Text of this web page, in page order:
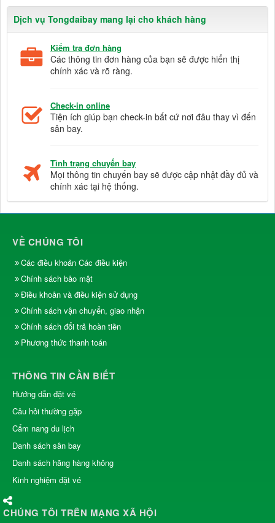
Dịch vụ Tongdaibay mang lại cho khách hàng
Kiểm tra đơn hàng
Các thông tin đơn hàng của bạn sẽ được hiển thị
chính xác và rõ ràng.
Check-in online
Tiện ích giúp bạn check-in bất cứ nơi đâu thay vì đến
sân bay.
Tình trạng chuyến bay
Mọi thông tin chuyến bay sẽ được cập nhật đầy đủ và
chính xác tại hệ thống.
VỀ CHÚNG TÔI
Các điều khoản Các điều kiện
Chính sách bảo mật
Điều khoản và điều kiện sử dụng
Chính sách vận chuyển, giao nhận
Chính sách đổi trả hoàn tiền
Phương thức thanh toán
THÔNG TIN CẦN BIẾT
Hướng dẫn đặt vé
Câu hỏi thường gặp
Cẩm nang du lịch
Danh sách sân bay
Danh sách hãng hàng không
Kinh nghiệm đặt vé
CHÚNG TÔI TRÊN MẠNG XÃ HỘI